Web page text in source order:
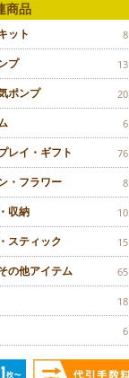
商品
ット 8
プ 13
ポンプ 20
6
レイ・ギフト 76
・フラワー 8
収納 10
スティック 15
の他アイテム 65
18
6